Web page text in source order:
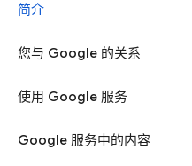
简介
您与 Google 的关系
使用 Google 服务
Google 服务中的内容